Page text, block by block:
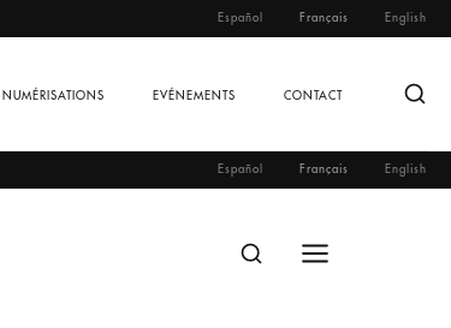
Español Français English
NUMÉRISATIONS EVÉNEMENTS CONTACT
Español Français English